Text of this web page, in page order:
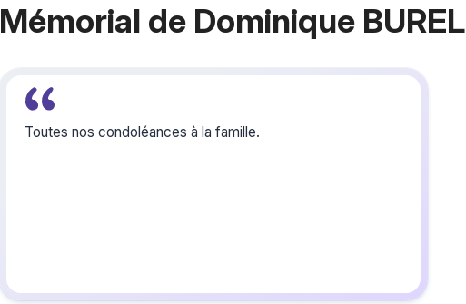
Mémorial de Dominique BUREL
Toutes nos condoléances à la famille.